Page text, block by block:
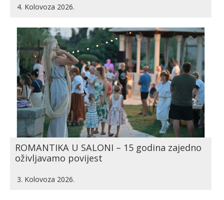
4. Kolovoza 2026.
ROMANTIKA U SALONI – 15 godina zajedno
oživljavamo povijest
3. Kolovoza 2026.